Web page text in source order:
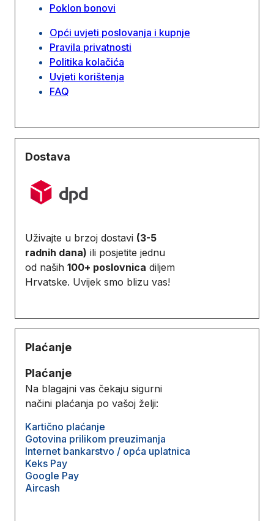
Poklon bonovi
Opći uvjeti poslovanja i kupnje
Pravila privatnosti
Politika kolačića
Uvjeti korištenja
FAQ
Dostava
Uživajte u brzoj dostavi (3-5
radnih dana) ili posjetite jednu
od naših 100+ poslovnica diljem
Hrvatske. Uvijek smo blizu vas!
Plaćanje
Plaćanje
Na blagajni vas čekaju sigurni
načini plaćanja po vašoj želji:
Kartično plaćanje
Gotovina prilikom preuzimanja
Internet bankarstvo / opća uplatnica
Keks Pay
Google Pay
Aircash